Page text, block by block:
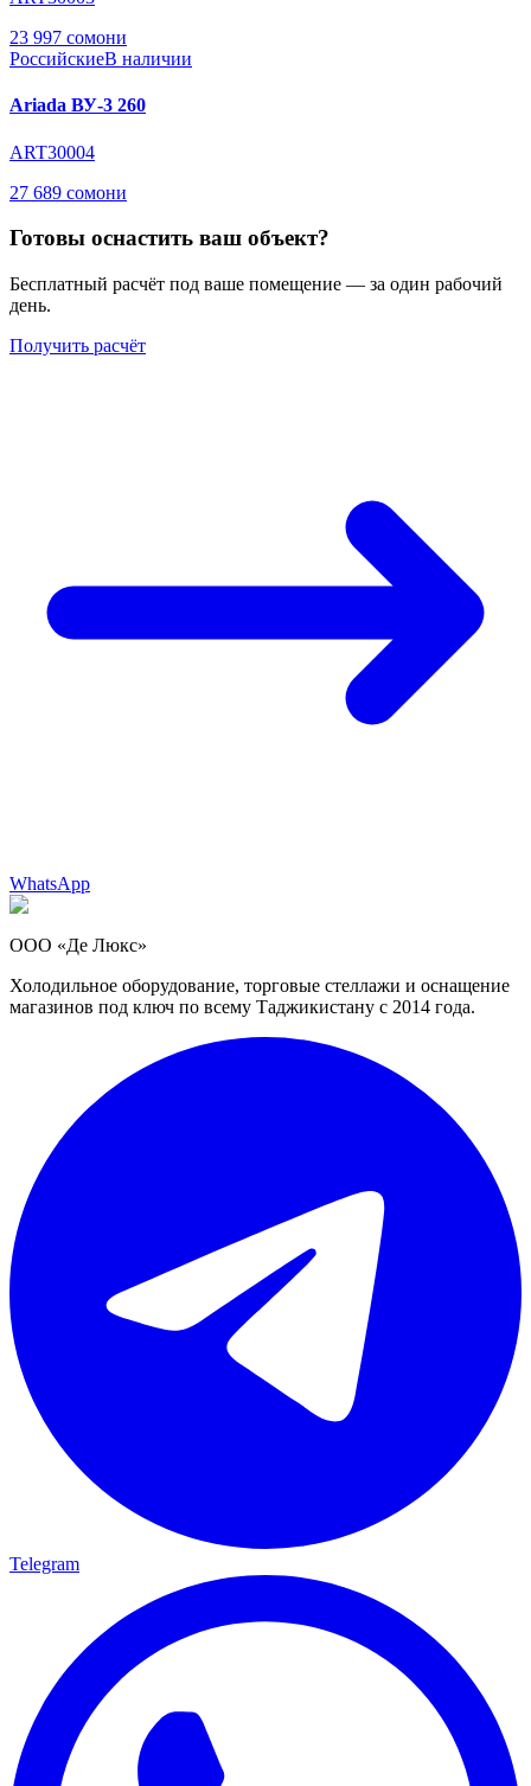
23 997 сомони
РоссийскиеВ наличии
Ariada ВУ-3 260
ART30004
27 689 сомони
Готовы оснастить ваш объект?
Бесплатный расчёт под ваше помещение — за один рабочий
день.
Получить расчёт
WhatsApp
ООО «Де Люкс»
Холодильное оборудование, торговые стеллажи и оснащение
магазинов под ключ по всему Таджикистану с 2014 года.
Telegram